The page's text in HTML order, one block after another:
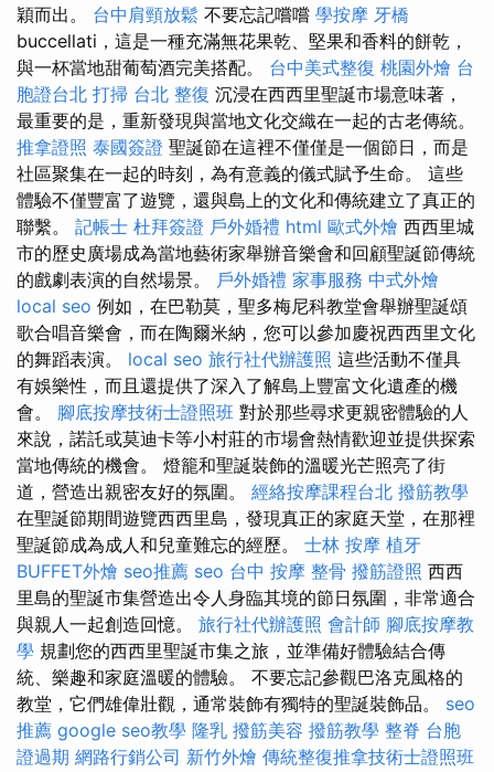
穎而出。 台中肩頸放鬆 不要忘記嚐嚐 學按摩 牙橋
buccellati，這是一種充滿無花果乾、堅果和香料的餅乾，
與一杯當地甜葡萄酒完美搭配。 台中美式整復 桃園外燴 台
胞證台北 打掃 台北 整復 沉浸在西西里聖誕市場意味著，
最重要的是，重新發現與當地文化交織在一起的古老傳統。
推拿證照 泰國簽證 聖誕節在這裡不僅僅是一個節日，而是
社區聚集在一起的時刻，為有意義的儀式賦予生命。 這些
體驗不僅豐富了遊覽，還與島上的文化和傳統建立了真正的
聯繫。 記帳士 杜拜簽證 戶外婚禮 html 歐式外燴 西西里城
市的歷史廣場成為當地藝術家舉辦音樂會和回顧聖誕節傳統
的戲劇表演的自然場景。 戶外婚禮 家事服務 中式外燴
local seo 例如，在巴勒莫，聖多梅尼科教堂會舉辦聖誕頌
歌合唱音樂會，而在陶爾米納，您可以參加慶祝西西里文化
的舞蹈表演。 local seo 旅行社代辦護照 這些活動不僅具
有娛樂性，而且還提供了深入了解島上豐富文化遺產的機
會。 腳底按摩技術士證照班 對於那些尋求更親密體驗的人
來說，諾託或莫迪卡等小村莊的市場會熱情歡迎並提供探索
當地傳統的機會。 燈籠和聖誕裝飾的溫暖光芒照亮了街
道，營造出親密友好的氛圍。 經絡按摩課程台北 撥筋教學
在聖誕節期間遊覽西西里島，發現真正的家庭天堂，在那裡
聖誕節成為成人和兒童難忘的經歷。 士林 按摩 植牙
BUFFET外燴 seo推薦 seo 台中 按摩 整骨 撥筋證照 西西
里島的聖誕市集營造出令人身臨其境的節日氛圍，非常適合
與親人一起創造回憶。 旅行社代辦護照 會計師 腳底按摩教
學 規劃您的西西里聖誕市集之旅，並準備好體驗結合傳
統、樂趣和家庭溫暖的體驗。 不要忘記參觀巴洛克風格的
教堂，它們雄偉壯觀，通常裝飾有獨特的聖誕裝飾品。 seo
推薦 google seo教學 隆乳 撥筋美容 撥筋教學 整脊 台胞
證過期 網路行銷公司 新竹外燴 傳統整復推拿技術士證照班